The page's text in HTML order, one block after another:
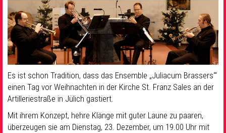
Sakramente & Feste
Gemeinschaft & Soziales
Musik& Kultur
Seelsorge & Kontakt
Es ist schon Tradition, dass das Ensemble „Juliacum Brassers“‘
einen Tag vor Weihnachten in der Kirche St. Franz Sales an der
Artilleriestraße in Jülich gastiert.
Mit ihrem Konzept, hehre Klänge mit guter Laune zu paaren,
überzeugen sie am Dienstag, 23. Dezember, um 19.00 Uhr mit